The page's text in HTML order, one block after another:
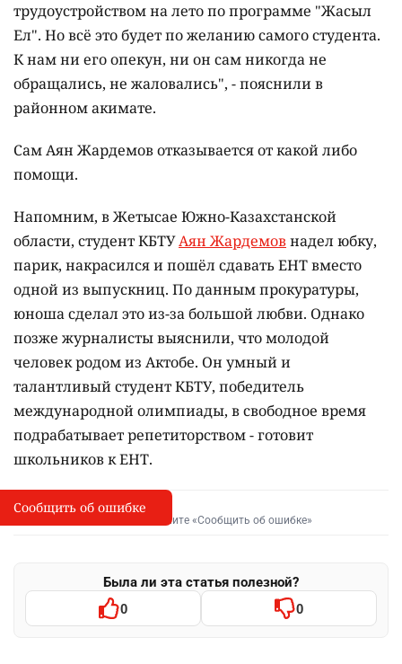
трудоустройством на лето по программе "Жасыл
Ел". Но всё это будет по желанию самого студента.
К нам ни его опекун, ни он сам никогда не
обращались, не жаловались", - пояснили в
районном акимате.
Сам Аян Жардемов отказывается от какой либо
помощи.
Напомним, в Жетысае Южно-Казахстанской
области, студент КБТУАян Жардемовнадел юбку,
парик, накрасился и пошёл сдавать ЕНТ вместо
одной из выпускниц. По данным прокуратуры,
юноша сделал это из-за большой любви. Однако
позже журналисты выяснили, что молодой
человек родом из Актобе. Он умный и
талантливый студент КБТУ, победитель
международной олимпиады, в свободное время
подрабатывает репетиторством - готовит
школьников к ЕНТ.
I
Сообщить об опечатке
Выделите фрагмент и нажмите «Сообщить об ошибке»
Была ли эта статья полезной?
0 0
Сообщить об ошибке